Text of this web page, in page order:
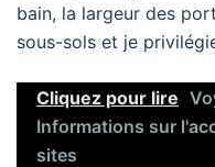
bain, la largeur des
sous-sols et je
Cliquez pour lire
Informations sur
sites